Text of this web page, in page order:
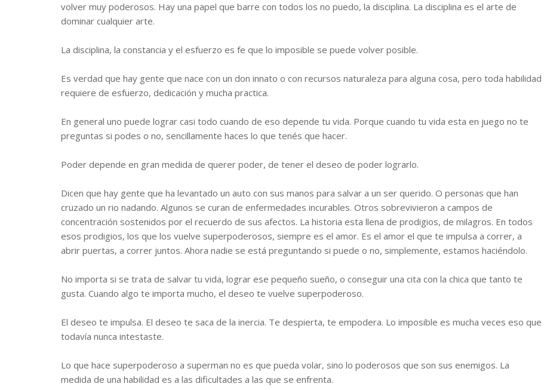
volver muy poderosos. Hay una papel que barre con todos los no puedo, la disciplina. La disciplina es el arte de
dominar cualquier arte.
La disciplina, la constancia y el esfuerzo es fe que lo imposible se puede volver posible.
Es verdad que hay gente que nace con un don innato o con recursos naturaleza para alguna cosa, pero toda habilidad
requiere de esfuerzo, dedicación y mucha practica.
En general uno puede lograr casi todo cuando de eso depende tu vida. Porque cuando tu vida esta en juego no te
preguntas si podes o no, sencillamente haces lo que tenés que hacer.
Poder depende en gran medida de querer poder, de tener el deseo de poder lograrlo.
Dicen que hay gente que ha levantado un auto con sus manos para salvar a un ser querido. O personas que han
cruzado un rio nadando. Algunos se curan de enfermedades incurables. Otros sobrevivieron a campos de
concentración sostenidos por el recuerdo de sus afectos. La historia esta llena de prodigios, de milagros. En todos
esos prodigios, los que los vuelve superpoderosos, siempre es el amor. Es el amor el que te impulsa a correr, a
abrir puertas, a correr juntos. Ahora nadie se está preguntando si puede o no, simplemente, estamos haciéndolo.
No importa si se trata de salvar tu vida, lograr ese pequeño sueño, o conseguir una cita con la chica que tanto te
gusta. Cuando algo te importa mucho, el deseo te vuelve superpoderoso.
El deseo te impulsa. El deseo te saca de la inercia. Te despierta, te empodera. Lo imposible es mucha veces eso que
todavía nunca intestaste.
Lo que hace superpoderoso a superman no es que pueda volar, sino lo poderosos que son sus enemigos. La
medida de una habilidad es a las dificultades a las que se enfrenta.